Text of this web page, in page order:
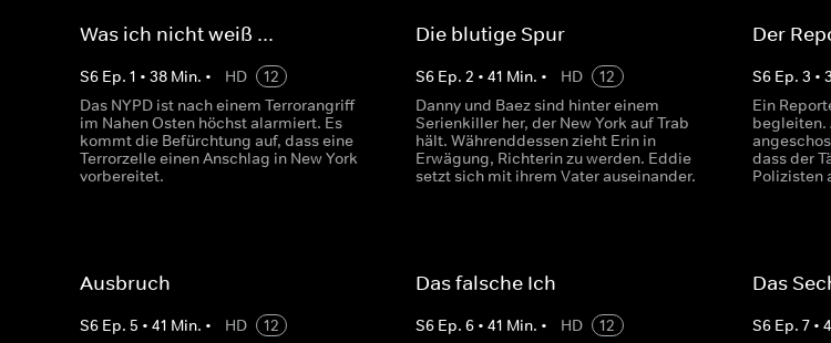
Was ich nicht weiß ...
S6 Ep. 1 • 38 Min. • HD
12
Das NYPD ist nach einem Terrorangriff
im Nahen Osten höchst alarmiert. Es
kommt die Befürchtung auf, dass eine
Terrorzelle einen Anschlag in New York
vorbereitet.
Die blutige Spur
S6 Ep.2 •41 Min. • HD
12
Danny und Baez sind hinter einem
Serienkiller her, der New York auf Trab
hält. Währenddessen zieht Erin in
Erwägung, Richterin zu werden. Eddie
setzt sich mit ihrem Vater auseinander.
Der
S6 Ep. 3 •
Ein
begleiten.
dass der
Polizisten
Ausbruch
S6 Ep. 5 • 41 Min. • HD
12
Das falsche Ich
S6 Ep.6 •41 Min. • HD
12
Das
S6 Ep. 7•